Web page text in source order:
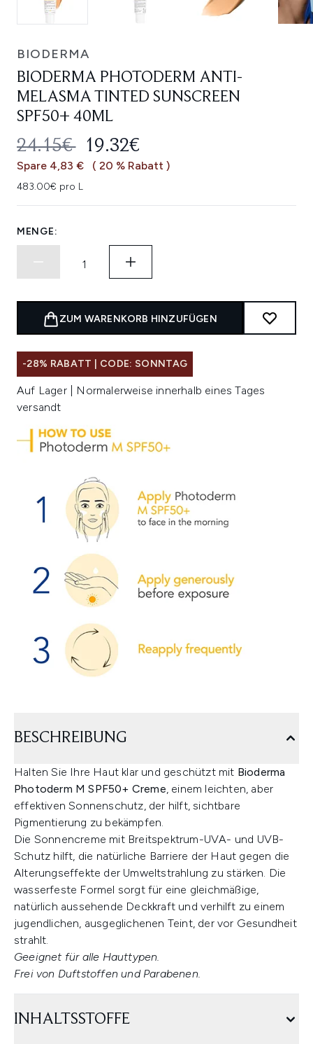
BIODERMA
BIODERMA PHOTODERM ANTI-
MELASMA TINTED SUNSCREEN
SPF50+ 40ML
UNVERBINDLICHE
24.15€ AKTUELLER PREIS:
19.32€
Spare 4,83 € ( 20 % Rabatt )
483.00€ pro L
MENGE:
ZUM WARENKORB HINZUFÜGEN
-28% RABATT | CODE: SONNTAG
Auf Lager | Normalerweise innerhalb eines Tages
versandt
BESCHREIBUNG
Halten Sie Ihre Haut klar und geschützt mit Bioderma
Photoderm M SPF50+ Creme, einem leichten, aber
effektiven Sonnenschutz, der hilft, sichtbare
Pigmentierung zu bekämpfen.
Die Sonnencreme mit Breitspektrum-UVA- und UVB-
Schutz hilft, die natürliche Barriere der Haut gegen die
Alterungseffekte der Umweltstrahlung zu stärken. Die
wasserfeste Formel sorgt für eine gleichmäßige,
natürlich aussehende Deckkraft und verhilft zu einem
jugendlichen, ausgeglichenen Teint, der vor Gesundheit
strahlt.
Geeignet für alle Hauttypen.
Frei von Duftstoffen und Parabenen.
INHALTSSTOFFE